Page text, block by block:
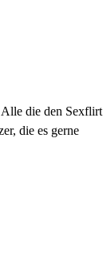
die den Sexflirt
die es gerne